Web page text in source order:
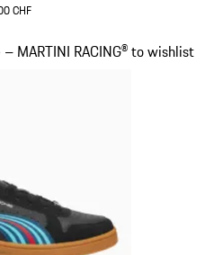
CHF
MARTINI RACING® to wishlist